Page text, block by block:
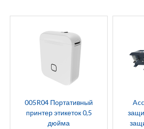
005R04 Портативный
принтер этикеток 0,5
дюйма